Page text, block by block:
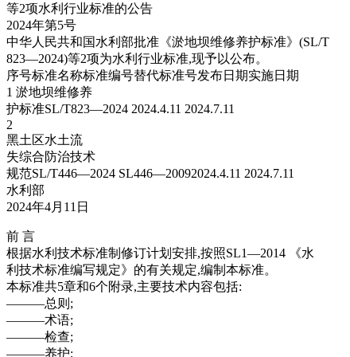
等2项水利行业标准的公告
2024年第5号
中华人民共和国水利部批准《淤地坝维修养护标准》(SL/T
823—2024)等2项为水利行业标准,现予以公布。
序号标准名称标准编号替代标准号发布日期实施日期
1 淤地坝维修养
护标准SL/T823—2024 2024.4.11 2024.7.11
2
黑土区水土流
失综合防治技术
规范SL/T446—2024 SL446—20092024.4.11 2024.7.11
水利部
2024年4月11日
前 言
根据水利技术标准制修订计划安排,按照SL1—2014 《水
利技术标准编写规定》的有关规定,编制本标准。
本标准共5章和6个附录,主要技术内容包括:
———总则;
———术语;
———检查;
———养护;